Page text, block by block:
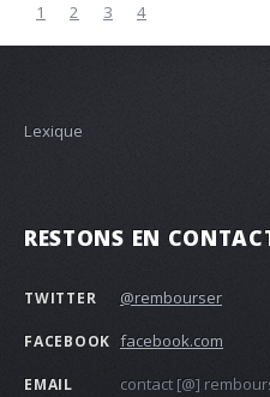
1 2 3 4
Lexique
RESTONS EN
TWITTER @rembourser
FACEBOOK facebook.com
EMAIL contact [@]